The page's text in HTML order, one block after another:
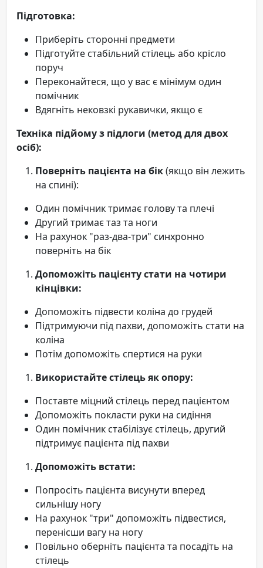
Підготовка:
Приберіть сторонні предмети
Підготуйте стабільний стілець або крісло
поруч
Переконайтеся, що у вас є мінімум один
помічник
Вдягніть нековзкі рукавички, якщо є
Техніка підйому з підлоги (метод для двох
осіб):
Поверніть пацієнта на бік(якщо він лежить
на спині):
Один помічник тримає голову та плечі
Другий тримає таз та ноги
На рахунок "раз-два-три" синхронно
поверніть на бік
Допоможіть пацієнту стати на чотири
кінцівки:
Допоможіть підвести коліна до грудей
Підтримуючи під пахви, допоможіть стати на
коліна
Потім допоможіть спертися на руки
Використайте стілець як опору:
Поставте міцний стілець перед пацієнтом
Допоможіть покласти руки на сидіння
Один помічник стабілізує стілець, другий
підтримує пацієнта під пахви
Допоможіть встати:
Попросіть пацієнта висунути вперед
сильнішу ногу
На рахунок "три" допоможіть підвестися,
перенісши вагу на ногу
Повільно оберніть пацієнта та посадіть на
стілець